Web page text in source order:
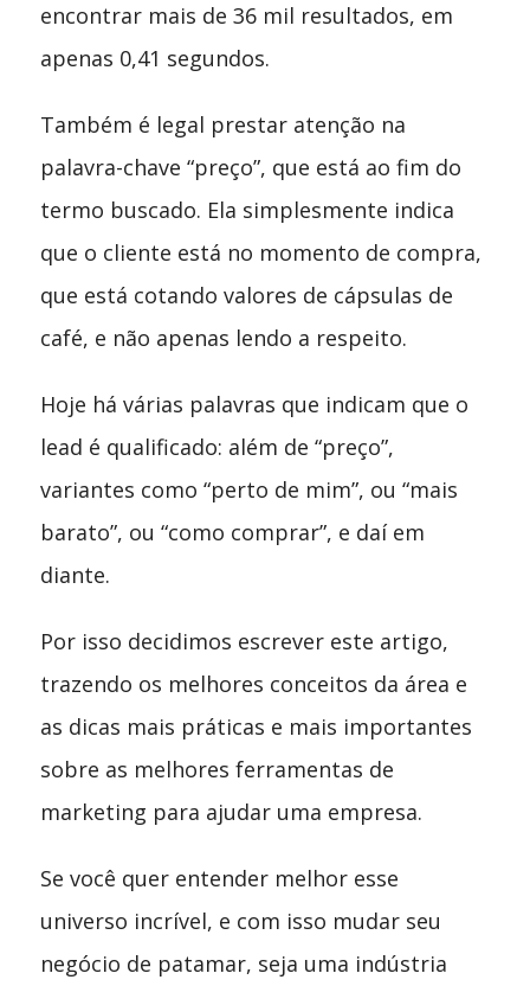
encontrar mais de 36 mil resultados, em
apenas 0,41 segundos.
Também é legal prestar atenção na
palavra-chave “preço”, que está ao fim do
termo buscado. Ela simplesmente indica
que o cliente está no momento de compra,
que está cotando valores de cápsulas de
café, e não apenas lendo a respeito.
Hoje há várias palavras que indicam que o
lead é qualificado: além de “preço”,
variantes como “perto de mim”, ou “mais
barato”, ou “como comprar”, e daí em
diante.
Por isso decidimos escrever este artigo,
trazendo os melhores conceitos da área e
as dicas mais práticas e mais importantes
sobre as melhores ferramentas de
marketing para ajudar uma empresa.
Se você quer entender melhor esse
universo incrível, e com isso mudar seu
negócio de patamar, seja uma indústria